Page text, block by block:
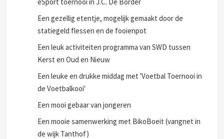
Een gezellig etentje, mogelijk gemaakt door de
statiegeld flessen en de fooienpot
Een leuk activiteiten programma van SWD tussen
Kerst en Oud en Nieuw
Een leuke en drukke middag met 'Voetbal Toernooi in
de Voetbalkooi'
Een mooi gebaar van jongeren
Een mooie samenwerking met BikoBoeit (vangnet in
de wijk Tanthof)